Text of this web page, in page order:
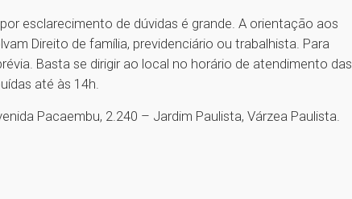
esclarecimento de dúvidas é grande. A orientação aos
Direito de família, previdenciário ou trabalhista. Para
Basta se dirigir ao local no horário de atendimento das
até às 14h.
Pacaembu, 2.240 – Jardim Paulista, Várzea Paulista.